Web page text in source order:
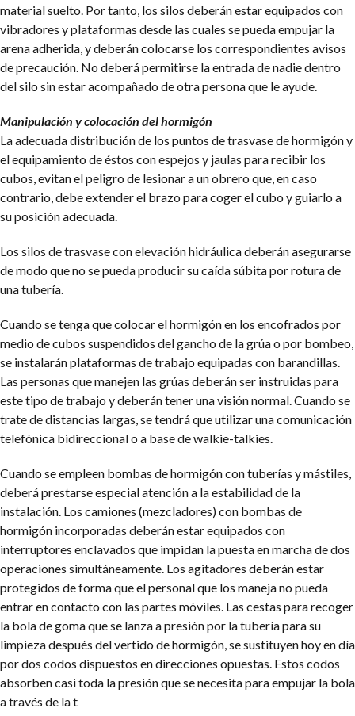
material suelto. Por tanto, los silos deberán estar equipados con
vibradores y plataformas desde las cuales se pueda empujar la
arena adherida, y deberán colocarse los correspondientes avisos
de precaución. No deberá permitirse la entrada de nadie dentro
del silo sin estar acompañado de otra persona que le ayude.
Manipulación y colocación del hormigón
La adecuada distribución de los puntos de trasvase de hormigón y
el equipamiento de éstos con espejos y jaulas para recibir los
cubos, evitan el peligro de lesionar a un obrero que, en caso
contrario, debe extender el brazo para coger el cubo y guiarlo a
su posición adecuada.
Los silos de trasvase con elevación hidráulica deberán asegurarse
de modo que no se pueda producir su caída súbita por rotura de
una tubería.
Cuando se tenga que colocar el hormigón en los encofrados por
medio de cubos suspendidos del gancho de la grúa o por bombeo,
se instalarán plataformas de trabajo equipadas con barandillas.
Las personas que manejen las grúas deberán ser instruidas para
este tipo de trabajo y deberán tener una visión normal. Cuando se
trate de distancias largas, se tendrá que utilizar una comunicación
telefónica bidireccional o a base de walkie-talkies.
Cuando se empleen bombas de hormigón con tuberías y mástiles,
deberá prestarse especial atención a la estabilidad de la
instalación. Los camiones (mezcladores) con bombas de
hormigón incorporadas deberán estar equipados con
interruptores enclavados que impidan la puesta en marcha de dos
operaciones simultáneamente. Los agitadores deberán estar
protegidos de forma que el personal que los maneja no pueda
entrar en contacto con las partes móviles. Las cestas para recoger
la bola de goma que se lanza a presión por la tubería para su
limpieza después del vertido de hormigón, se sustituyen hoy en día
por dos codos dispuestos en direcciones opuestas. Estos codos
absorben casi toda la presión que se necesita para empujar la bola
a través de la t